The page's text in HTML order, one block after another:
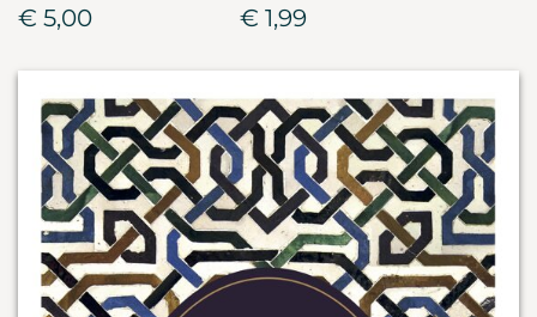
€ 5,00 € 1,99